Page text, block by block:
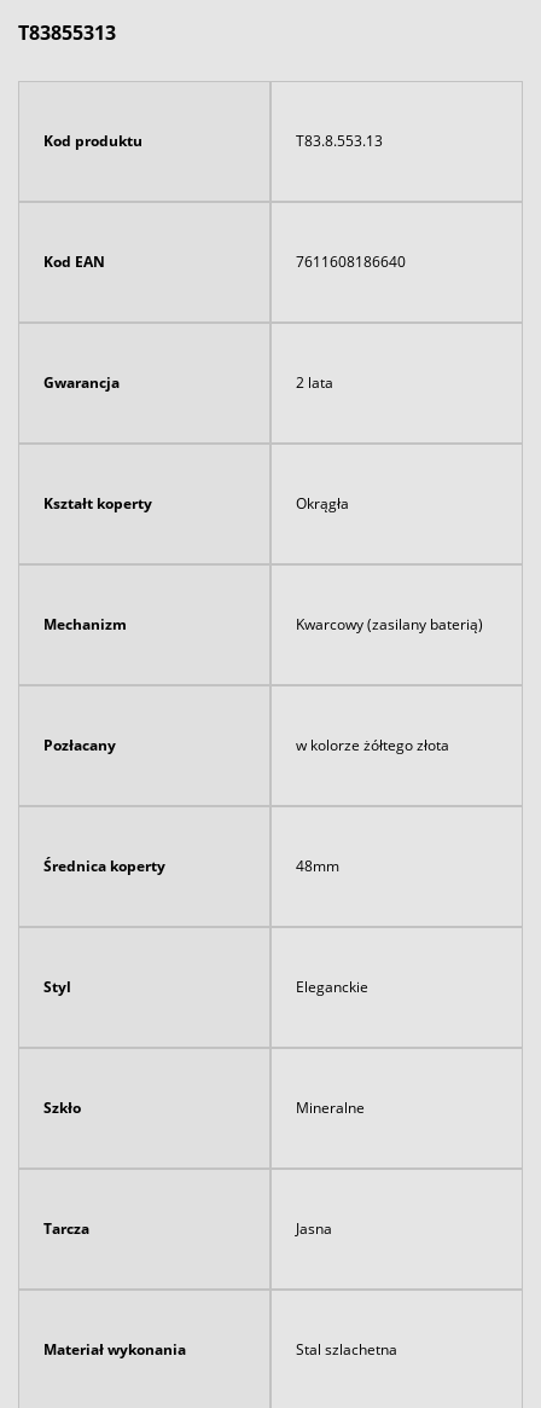
T83855313
Kod produktu T83.8.553.13
Kod EAN 7611608186640
Gwarancja 2 lata
Kształt koperty Okrągła
Mechanizm Kwarcowy (zasilany baterią)
Pozłacany w kolorze żółtego złota
Średnica koperty 48mm
Styl Eleganckie
Szkło Mineralne
Tarcza Jasna
Materiał wykonania Stal szlachetna